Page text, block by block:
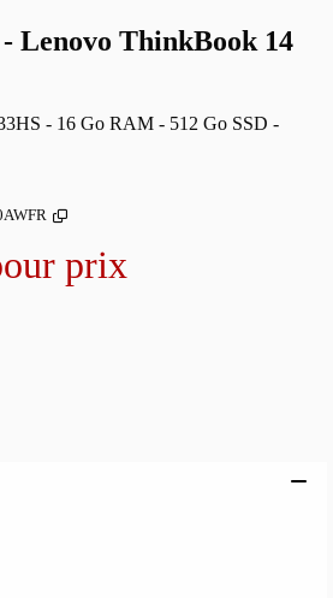
Lenovo ThinkBook 14
- 16 Go RAM - 512 Go SSD -
prix